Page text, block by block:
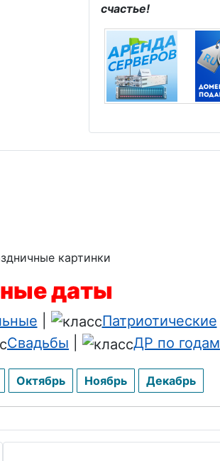
счастье!
даты
Патриотические
Свадьбы ДР по годам
Октябрь Ноябрь Декабрь